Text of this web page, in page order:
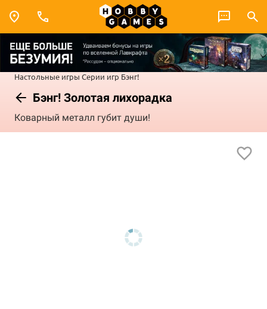
Настольные игры Серии игр Бэнг!
Бэнг! Золотая лихорадка
Коварный металл губит души!